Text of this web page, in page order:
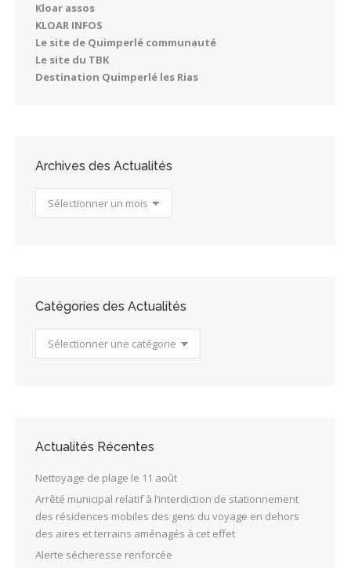
Kloar assos
KLOAR INFOS
Le site de Quimperlé communauté
Le site du TBK
Destination Quimperlé les Rias
Archives des Actualités
Archives
des
Catégories des Actualités
Catégories
des
Actualités Récentes
Nettoyage de plage le 11 août
Arrêté municipal relatif à l’interdiction de stationnement
des résidences mobiles des gens du voyage en dehors
des aires et terrains aménagés à cet effet
Alerte sécheresse renforcée